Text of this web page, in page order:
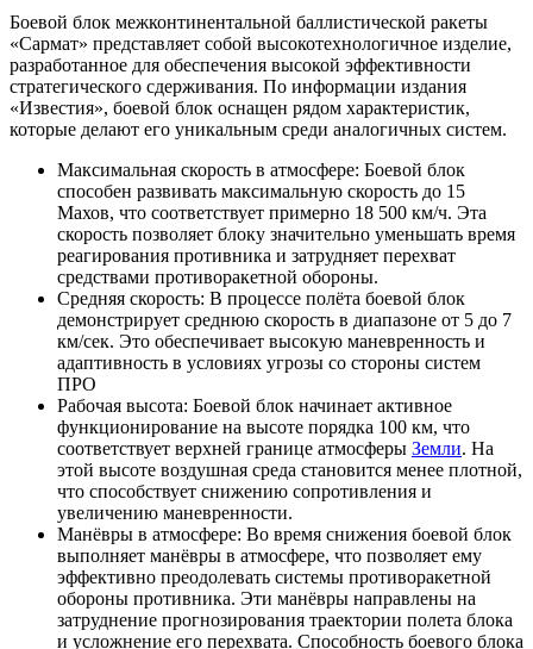
Боевой блок межконтинентальной баллистической ракеты
«Сармат» представляет собой высокотехнологичное изделие,
разработанное для обеспечения высокой эффективности
стратегического сдерживания. По информации издания
«Известия», боевой блок оснащен рядом характеристик,
которые делают его уникальным среди аналогичных систем.
Максимальная скорость в атмосфере: Боевой блок
способен развивать максимальную скорость до 15
Махов, что соответствует примерно 18 500 км/ч. Эта
скорость позволяет блоку значительно уменьшать время
реагирования противника и затрудняет перехват
средствами противоракетной обороны.
Средняя скорость: В процессе полёта боевой блок
демонстрирует среднюю скорость в диапазоне от 5 до 7
км/сек. Это обеспечивает высокую маневренность и
адаптивность в условиях угрозы со стороны систем
ПРО
Рабочая высота: Боевой блок начинает активное
функционирование на высоте порядка 100 км, что
соответствует верхней границе атмосферы Земли. На
этой высоте воздушная среда становится менее плотной,
что способствует снижению сопротивления и
увеличению маневренности.
Манёвры в атмосфере: Во время снижения боевой блок
выполняет манёвры в атмосфере, что позволяет ему
эффективно преодолевать системы противоракетной
обороны противника. Эти манёвры направлены на
затруднение прогнозирования траектории полета блока
и усложнение его перехвата. Способность боевого блока